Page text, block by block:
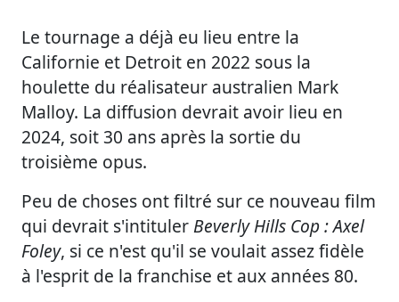
Le tournage a déjà eu lieu entre la
Californie et Detroit en 2022 sous la
houlette du réalisateur australien Mark
Malloy. La diffusion devrait avoir lieu en
2024, soit 30 ans après la sortie du
troisième opus.
Peu de choses ont filtré sur ce nouveau film
qui devrait s'intitulerBeverly Hills Cop : Axel
Foley, si ce n'est qu'il se voulait assez fidèle
à l'esprit de la franchise et aux années 80.